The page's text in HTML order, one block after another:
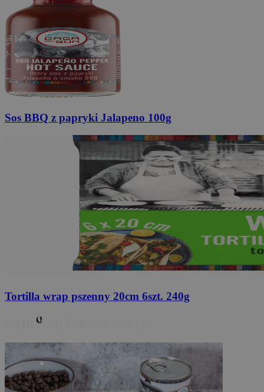
Sos BBQ z papryki Jalapeno 100g
Tortilla wrap pszenny 20cm 6szt. 240g
o